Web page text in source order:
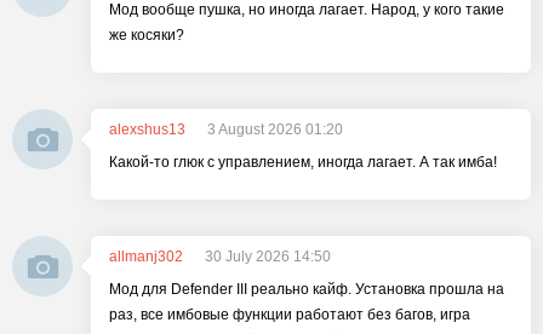
Мод вообще пушка, но иногда лагает. Народ, у кого такие
же косяки?
alexshus13
3 August 2026 01:20
Какой-то глюк с управлением, иногда лагает. А так имба!
allmanj302
30 July 2026 14:50
Мод для Defender III реально кайф. Установка прошла на
раз, все имбовые функции работают без багов, игра